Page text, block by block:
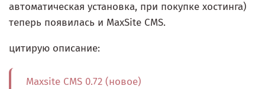
автоматическая установка, при покупке хостинга)
теперь появилась и MaxSite CMS.
цитирую описание:
Maxsite CMS 0.72 (новое)